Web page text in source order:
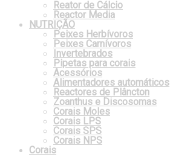
Reator de Cálcio
Reactor Media
NUTRIÇÃO
Peixes Herbívoros
Peixes Carnívoros
Invertebrados
Pipetas para corais
Acessórios
Alimentadores automáticos
Reactores de Plâncton
Zoanthus e Discosomas
Corais Moles
Corais LPS
Corais SPS
Corais NPS
Corais